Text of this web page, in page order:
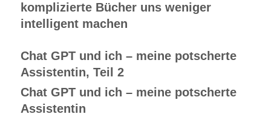
komplizierte Bücher uns weniger
intelligent machen
Chat GPT und ich – meine potscherte
Assistentin, Teil 2
Chat GPT und ich – meine potscherte
Assistentin